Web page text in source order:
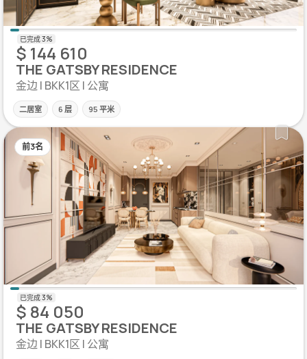
$ 144 610
THE GATSBY RESIDENCE
金边 | BKK1区 | 公寓
二居室 6 层 95 平米
前3名
$ 84 050
THE GATSBY RESIDENCE
金边 | BKK1区 | 公寓